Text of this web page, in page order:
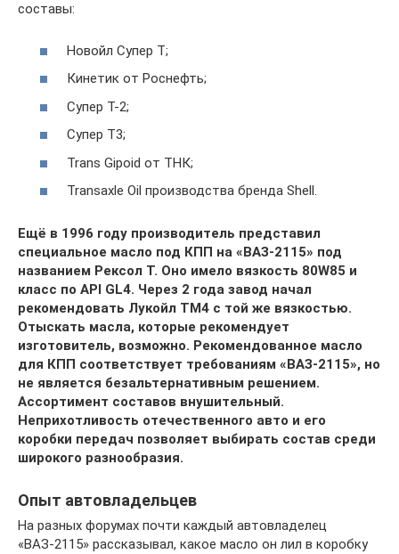
составы:
Новойл Супер Т;
Кинетик от Роснефть;
Супер Т-2;
Супер Т3;
Trans Gipoid от ТНК;
Transaxle Oil производства бренда Shell.
Ещё в 1996 году производитель представил
специальное масло под КПП на «ВАЗ-2115» под
названием Рексол Т. Оно имело вязкость 80W85 и
класс по API GL4. Через 2 года завод начал
рекомендовать Лукойл ТМ4 с той же вязкостью.
Отыскать масла, которые рекомендует
изготовитель, возможно. Рекомендованное масло
для КПП соответствует требованиям «ВАЗ-2115», но
не является безальтернативным решением.
Ассортимент составов внушительный.
Неприхотливость отечественного авто и его
коробки передач позволяет выбирать состав среди
широкого разнообразия.
Опыт автовладельцев
На разных форумах почти каждый автовладелец
«ВАЗ-2115» рассказывал, какое масло он лил в коробку